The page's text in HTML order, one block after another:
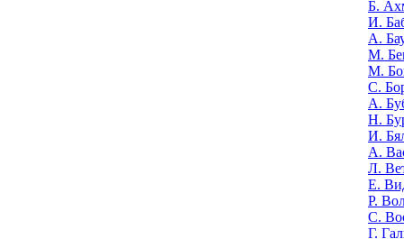
Б.
И.
А.
М.
М.
С.
А.
Н.
И.
А.
Л.
Е.
Р.
С.
Г.